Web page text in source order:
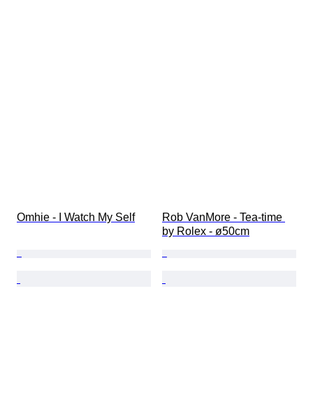
Omhie - I Watch My Self
Rob VanMore - Tea-time
by Rolex - ø50cm